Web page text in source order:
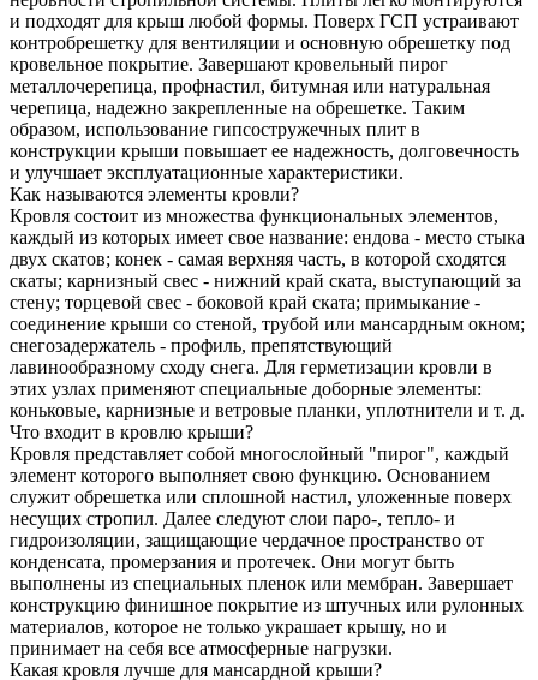
и подходят для крыш любой формы. Поверх ГСП устраивают
контробрешетку для вентиляции и основную обрешетку под
кровельное покрытие. Завершают кровельный пирог
металлочерепица, профнастил, битумная или натуральная
черепица, надежно закрепленные на обрешетке. Таким
образом, использование гипсостружечных плит в
конструкции крыши повышает ее надежность, долговечность
и улучшает эксплуатационные характеристики.
Как называются элементы кровли?
Кровля состоит из множества функциональных элементов,
каждый из которых имеет свое название: ендова - место стыка
двух скатов; конек - самая верхняя часть, в которой сходятся
скаты; карнизный свес - нижний край ската, выступающий за
стену; торцевой свес - боковой край ската; примыкание -
соединение крыши со стеной, трубой или мансардным окном;
снегозадержатель - профиль, препятствующий
лавинообразному сходу снега. Для герметизации кровли в
этих узлах применяют специальные доборные элементы:
коньковые, карнизные и ветровые планки, уплотнители и т. д.
Что входит в кровлю крыши?
Кровля представляет собой многослойный "пирог", каждый
элемент которого выполняет свою функцию. Основанием
служит обрешетка или сплошной настил, уложенные поверх
несущих стропил. Далее следуют слои паро-, тепло- и
гидроизоляции, защищающие чердачное пространство от
конденсата, промерзания и протечек. Они могут быть
выполнены из специальных пленок или мембран. Завершает
конструкцию финишное покрытие из штучных или рулонных
материалов, которое не только украшает крышу, но и
принимает на себя все атмосферные нагрузки.
Какая кровля лучше для мансардной крыши?